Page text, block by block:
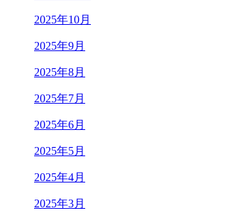
2025年10月
2025年9月
2025年8月
2025年7月
2025年6月
2025年5月
2025年4月
2025年3月